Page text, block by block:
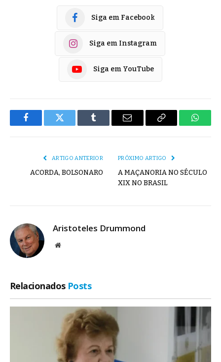
Siga em Facebook
Siga em Instagram
Siga em YouTube
FacebookTwitter Tumblr
E-
Copiar
ARTIGO ANTERIOR
ACORDA, BOLSONARO
PRÓXIMO ARTIGO
A MAÇANORIA NO SÉCULO
XIX NO BRASIL
Aristoteles Drummond
Site
Relacionados Posts